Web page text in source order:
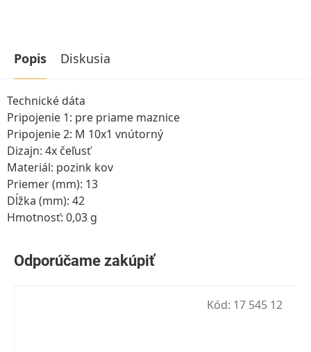
Popis Diskusia
Technické dáta
Pripojenie 1: pre priame maznice
Pripojenie 2: M 10x1 vnútorný
Dizajn: 4x čeľusť
Materiál: pozink kov
Priemer (mm): 13
Dĺžka (mm): 42
Hmotnosť: 0,03 g
Kód: 17 545 12